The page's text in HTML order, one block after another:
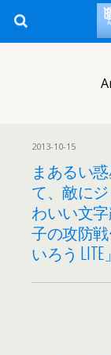
2013-10-15
まあるい
て、敵に
わいい文
子の攻防
いろう